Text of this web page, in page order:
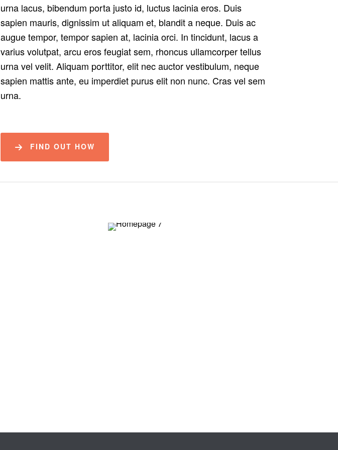
urna lacus, bibendum porta justo id, luctus lacinia eros. Duis
sapien mauris, dignissim ut aliquam et, blandit a neque. Duis ac
augue tempor, tempor sapien at, lacinia orci. In tincidunt, lacus a
varius volutpat, arcu eros feugiat sem, rhoncus ullamcorper tellus
urna vel velit. Aliquam porttitor, elit nec auctor vestibulum, neque
sapien mattis ante, eu imperdiet purus elit non nunc. Cras vel sem
urna.
FIND OUT HOW